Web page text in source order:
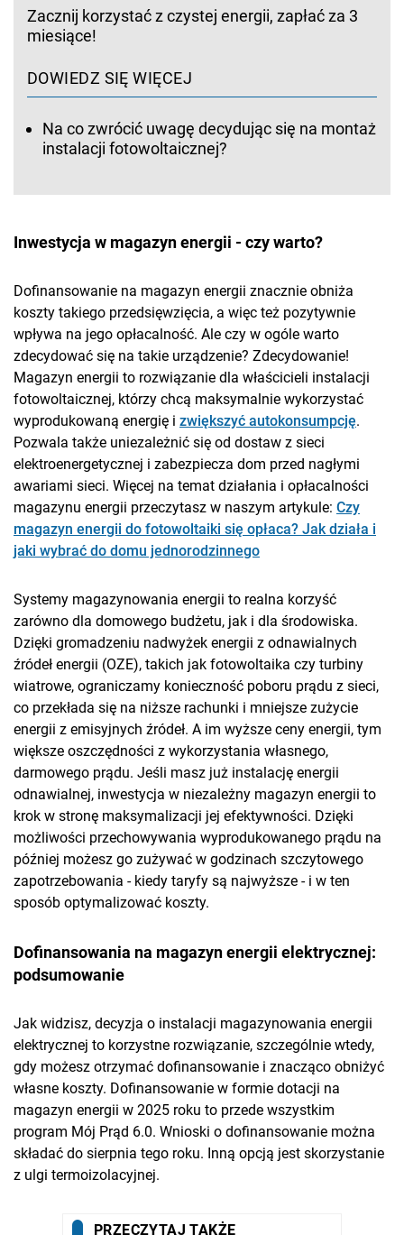
Zacznij korzystać z czystej energii, zapłać za 3
miesiące!
DOWIEDZ SIĘ WIĘCEJ
Na co zwrócić uwagę decydując się na montaż
instalacji fotowoltaicznej?
Inwestycja w magazyn energii - czy warto?
Dofinansowanie na magazyn energii znacznie obniża
koszty takiego przedsięwzięcia, a więc też pozytywnie
wpływa na jego opłacalność. Ale czy w ogóle warto
zdecydować się na takie urządzenie? Zdecydowanie!
Magazyn energii to rozwiązanie dla właścicieli instalacji
fotowoltaicznej, którzy chcą maksymalnie wykorzystać
wyprodukowaną energię i zwiększyć autokonsumpcję.
Pozwala także uniezależnić się od dostaw z sieci
elektroenergetycznej i zabezpiecza dom przed nagłymi
awariami sieci. Więcej na temat działania i opłacalności
magazynu energii przeczytasz w naszym artykule: Czy
magazyn energii do fotowoltaiki się opłaca? Jak działa i
jaki wybrać do domu jednorodzinnego
Systemy magazynowania energii to realna korzyść
zarówno dla domowego budżetu, jak i dla środowiska.
Dzięki gromadzeniu nadwyżek energii z odnawialnych
źródeł energii (OZE), takich jak fotowoltaika czy turbiny
wiatrowe, ograniczamy konieczność poboru prądu z sieci,
co przekłada się na niższe rachunki i mniejsze zużycie
energii z emisyjnych źródeł. A im wyższe ceny energii, tym
większe oszczędności z wykorzystania własnego,
darmowego prądu. Jeśli masz już instalację energii
odnawialnej, inwestycja w niezależny magazyn energii to
krok w stronę maksymalizacji jej efektywności. Dzięki
możliwości przechowywania wyprodukowanego prądu na
później możesz go zużywać w godzinach szczytowego
zapotrzebowania - kiedy taryfy są najwyższe - i w ten
sposób optymalizować koszty.
Dofinansowania na magazyn energii elektrycznej:
podsumowanie
Jak widzisz, decyzja o instalacji magazynowania energii
elektrycznej to korzystne rozwiązanie, szczególnie wtedy,
gdy możesz otrzymać dofinansowanie i znacząco obniżyć
własne koszty. Dofinansowanie w formie dotacji na
magazyn energii w 2025 roku to przede wszystkim
program Mój Prąd 6.0. Wnioski o dofinansowanie można
składać do sierpnia tego roku. Inną opcją jest skorzystanie
z ulgi termoizolacyjnej.